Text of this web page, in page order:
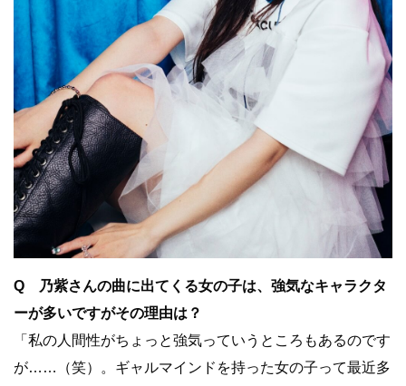
Q 乃紫さんの曲に出てくる女の子は、強気なキャラクタ
ーが多いですがその理由は？
「私の人間性がちょっと強気っていうところもあるのです
が……（笑）。ギャルマインドを持った女の子って最近多